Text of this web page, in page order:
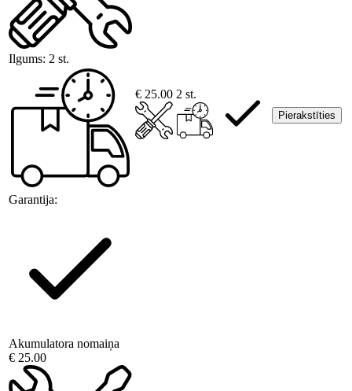
Ilgums: 2 st.
Garantija:
€ 25.00 2 st.
Pierakstīties
Akumulatora nomaiņa
€ 25.00